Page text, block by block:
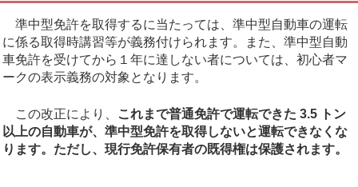
準中型免許を取得するに当たっては、準中型自動車の運転
に係る取得時講習等が義務付けられます。また、準中型自動
車免許を受けてから１年に達しない者については、初心者マ
ークの表示義務の対象となります。
この改正により、
これまで普通免許で運転できた 3.5 トン
以上の自動車が、準中型免許を取得しないと運転できなくな
ります。ただし、現行免許保有者の既得権は保護されます。